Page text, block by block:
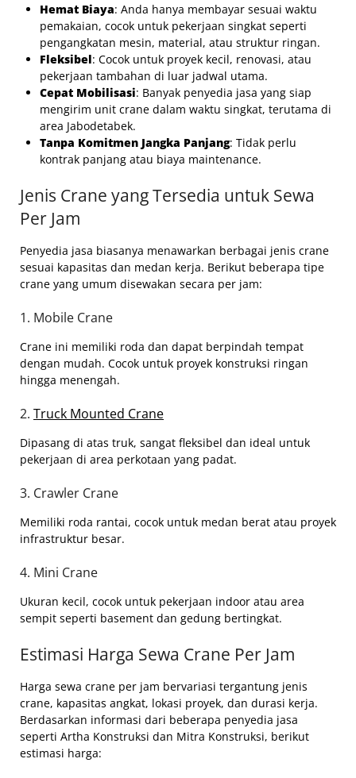
Hemat Biaya: Anda hanya membayar sesuai waktu
pemakaian, cocok untuk pekerjaan singkat seperti
pengangkatan mesin, material, atau struktur ringan.
Fleksibel: Cocok untuk proyek kecil, renovasi, atau
pekerjaan tambahan di luar jadwal utama.
Cepat Mobilisasi: Banyak penyedia jasa yang siap
mengirim unit crane dalam waktu singkat, terutama di
area Jabodetabek.
Tanpa Komitmen Jangka Panjang: Tidak perlu
kontrak panjang atau biaya maintenance.
Jenis Crane yang Tersedia untuk Sewa
Per Jam
Penyedia jasa biasanya menawarkan berbagai jenis crane
sesuai kapasitas dan medan kerja. Berikut beberapa tipe
crane yang umum disewakan secara per jam:
1. Mobile Crane
Crane ini memiliki roda dan dapat berpindah tempat
dengan mudah. Cocok untuk proyek konstruksi ringan
hingga menengah.
2. Truck Mounted Crane
Dipasang di atas truk, sangat fleksibel dan ideal untuk
pekerjaan di area perkotaan yang padat.
3. Crawler Crane
Memiliki roda rantai, cocok untuk medan berat atau proyek
infrastruktur besar.
4. Mini Crane
Ukuran kecil, cocok untuk pekerjaan indoor atau area
sempit seperti basement dan gedung bertingkat.
Estimasi Harga Sewa Crane Per Jam
Harga sewa crane per jam bervariasi tergantung jenis
crane, kapasitas angkat, lokasi proyek, dan durasi kerja.
Berdasarkan informasi dari beberapa penyedia jasa
seperti Artha Konstruksi dan Mitra Konstruksi, berikut
estimasi harga: